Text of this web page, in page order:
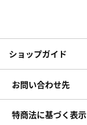
ショップガイド
お問い合わせ先
特商法に基づく表示